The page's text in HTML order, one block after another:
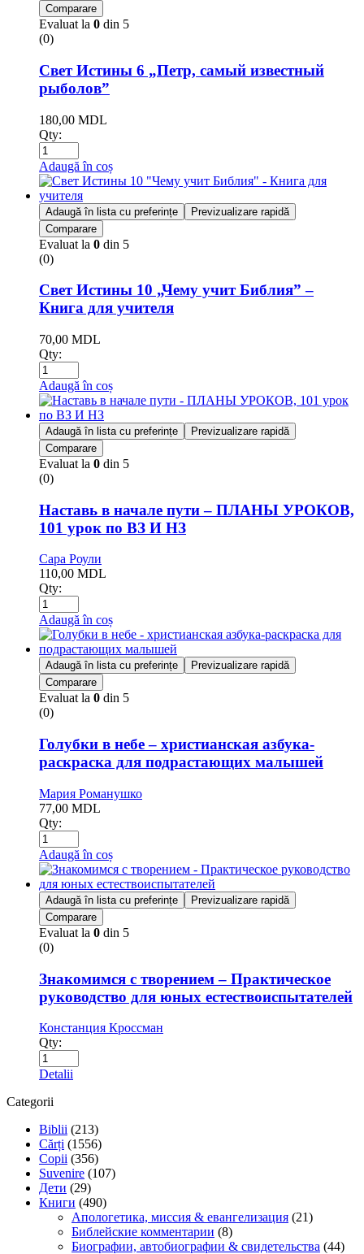
Comparare
Evaluat la 0 din 5
(0)
Свет Истины 6 „Петр, самый известный
рыболов”
180,00 MDL
Qty:
Adaugă în coș
Adaugă în lista cu preferințe
Previzualizare rapidă
Comparare
Evaluat la 0 din 5
(0)
Свет Истины 10 „Чему учит Библия” –
Книга для учителя
70,00 MDL
Qty:
Adaugă în coș
Adaugă în lista cu preferințe
Previzualizare rapidă
Comparare
Evaluat la 0 din 5
(0)
Наставь в начале пути – ПЛАНЫ УРОКОВ,
101 урок по ВЗ И НЗ
Сара Роули
110,00 MDL
Qty:
Adaugă în coș
Adaugă în lista cu preferințe
Previzualizare rapidă
Comparare
Evaluat la 0 din 5
(0)
Голубки в небе – христианская азбука-
раскраска для подрастающих малышей
Мария Романушко
77,00 MDL
Qty:
Adaugă în coș
Adaugă în lista cu preferințe
Previzualizare rapidă
Comparare
Evaluat la 0 din 5
(0)
Знакомимся с творением – Практическое
руководство для юных естествоиспытателей
Констанция Кроссман
Qty:
Detalii
Categorii
Biblii (213)
Cărți (1556)
Copii (356)
Suvenire (107)
Дети (29)
Книги (490)
Апологетика, миссия & евангелизация (21)
Библейские комментарии (8)
Биографии, автобиографии & свидетельства (44)